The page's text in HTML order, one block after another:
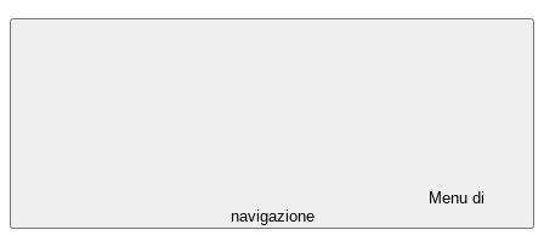
Menu di
navigazione